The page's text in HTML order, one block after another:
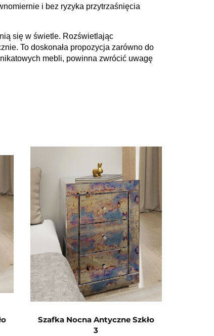
i bez ryzyka przytrzaśnięcia
się w świetle. Rozświetlając
To doskonała propozycja zarówno do
mebli, powinna zwrócić uwagę
Szafka Nocna Antyczne Szkło
3